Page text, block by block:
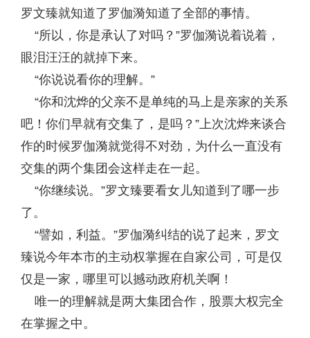
罗文臻就知道了罗伽漪知道了全部的事情。
“所以，你是承认了对吗？”罗伽漪说着说着，
眼泪汪汪的就掉下来。
“你说说看你的理解。”
“你和沈烨的父亲不是单纯的马上是亲家的关系
吧！你们早就有交集了，是吗？”上次沈烨来谈合
作的时候罗伽漪就觉得不对劲，为什么一直没有
交集的两个集团会这样走在一起。
“你继续说。”罗文臻要看女儿知道到了哪一步
了。
“譬如，利益。”罗伽漪纠结的说了起来，罗文
臻说今年本市的主动权掌握在自家公司，可是仅
仅是一家，哪里可以撼动政府机关啊！
唯一的理解就是两大集团合作，股票大权完全
在掌握之中。